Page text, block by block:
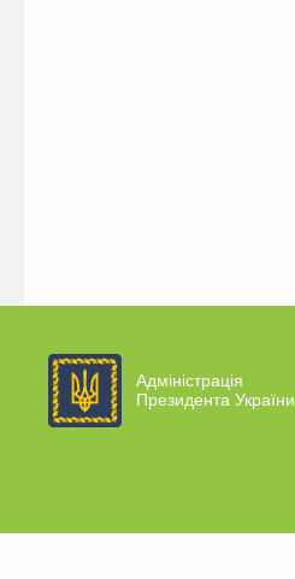
Адміністрація
Президента України